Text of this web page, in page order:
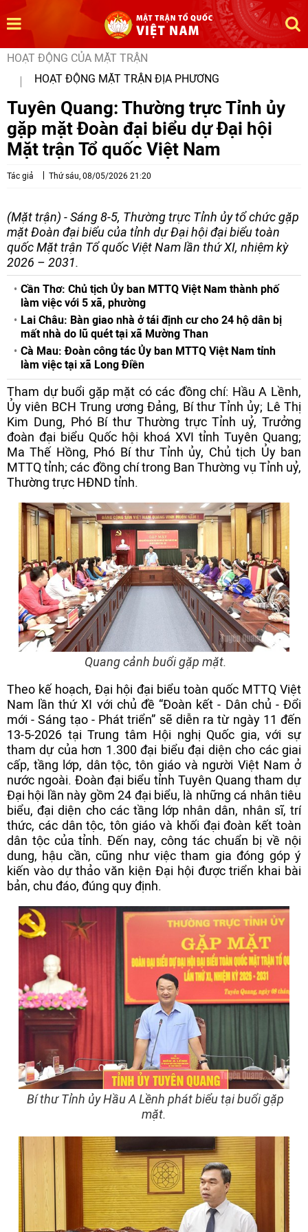
HOẠT ĐỘNG CỦA MẶT TRẬN
HOẠT ĐỘNG MẶT TRẬN ĐỊA PHƯƠNG
Tuyên Quang: Thường trực Tỉnh ủy
gặp mặt Đoàn đại biểu dự Đại hội
Mặt trận Tổ quốc Việt Nam
Tác giả Thứ sáu, 08/05/2026 21:20
(Mặt trận) - Sáng 8-5, Thường trực Tỉnh ủy tổ chức gặp
mặt Đoàn đại biểu của tỉnh dự Đại hội đại biểu toàn
quốc Mặt trận Tổ quốc Việt Nam lần thứ XI, nhiệm kỳ
2026 – 2031.
Cần Thơ: Chủ tịch Ủy ban MTTQ Việt Nam thành phố
làm việc với 5 xã, phường
Lai Châu: Bàn giao nhà ở tái định cư cho 24 hộ dân bị
mất nhà do lũ quét tại xã Mường Than
Cà Mau: Đoàn công tác Ủy ban MTTQ Việt Nam tỉnh
làm việc tại xã Long Điền
Tham dự buổi gặp mặt có các đồng chí: Hầu A Lềnh,
Ủy viên BCH Trung ương Đảng, Bí thư Tỉnh ủy; Lê Thị
Kim Dung, Phó Bí thư Thường trực Tỉnh uỷ, Trưởng
đoàn đại biểu Quốc hội khoá XVI tỉnh Tuyên Quang;
Ma Thế Hồng, Phó Bí thư Tỉnh ủy, Chủ tịch Ủy ban
MTTQ tỉnh; các đồng chí trong Ban Thường vụ Tỉnh uỷ,
Thường trực HĐND tỉnh.
Quang cảnh buổi gặp mặt.
Theo kế hoạch, Đại hội đại biểu toàn quốc MTTQ Việt
Nam lần thứ XI với chủ đề “Đoàn kết - Dân chủ - Đổi
mới - Sáng tạo - Phát triển” sẽ diễn ra từ ngày 11 đến
13-5-2026 tại Trung tâm Hội nghị Quốc gia, với sự
tham dự của hơn 1.300 đại biểu đại diện cho các giai
cấp, tầng lớp, dân tộc, tôn giáo và người Việt Nam ở
nước ngoài. Đoàn đại biểu tỉnh Tuyên Quang tham dự
Đại hội lần này gồm 24 đại biểu, là những cá nhân tiêu
biểu, đại diện cho các tầng lớp nhân dân, nhân sĩ, trí
thức, các dân tộc, tôn giáo và khối đại đoàn kết toàn
dân tộc của tỉnh. Đến nay, công tác chuẩn bị về nội
dung, hậu cần, cũng như việc tham gia đóng góp ý
kiến vào dự thảo văn kiện Đại hội được triển khai bài
bản, chu đáo, đúng quy định.
Bí thư Tỉnh ủy Hầu A Lềnh phát biểu tại buổi gặp
mặt.